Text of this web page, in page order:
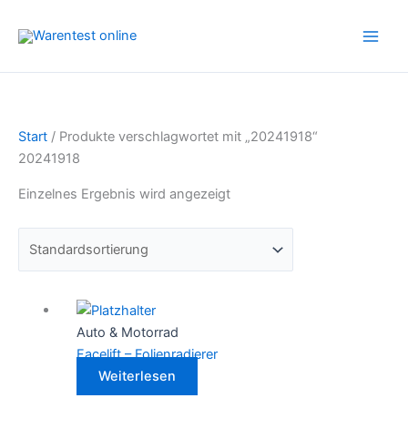
Inhalt
Start / Produkte verschlagwortet mit „20241918“
20241918
Einzelnes Ergebnis wird angezeigt
Auto & Motorrad
Facelift – Folienradierer
Weiterlesen